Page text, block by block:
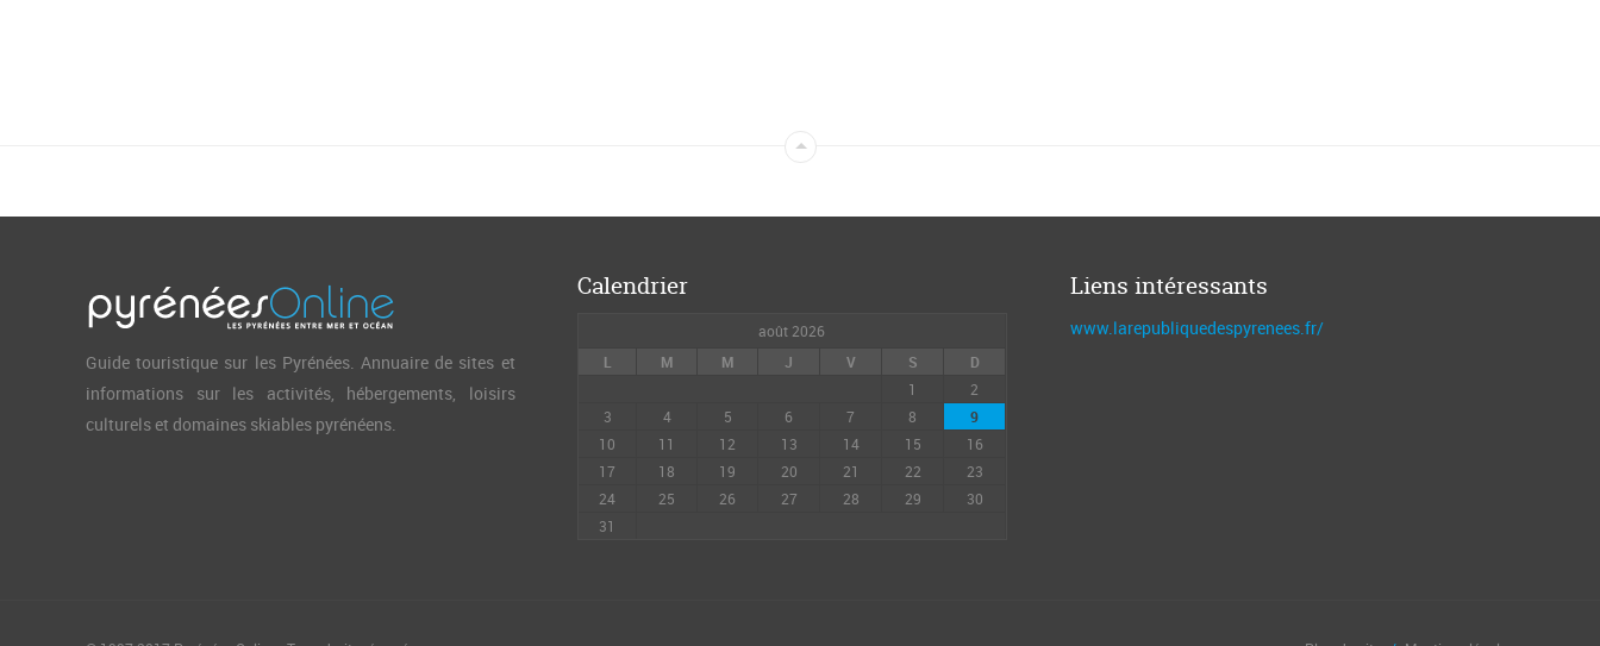
Guide touristique sur les Pyrénées. Annuaire de sites et
informations sur les activités, hébergements, loisirs
culturels et domaines skiables pyrénéens.
Calendrier
août 2026
L
M M J V S
D
1
2
3
4 5 6 7 8
9
10
11 12 13 14 15
16
17
18 19 20 21 22
23
24
25 26 27 28 29
30
31
Liens intéressants
www.larepubliquedespyrenees.fr/